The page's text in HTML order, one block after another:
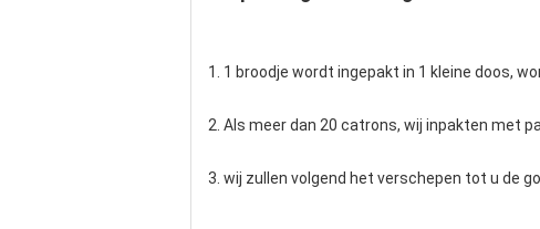
1. 1 broodje wordt ingepakt in 1 kleine doos,
2. Als meer dan 20 catrons, wij inpakten met
3. wij zullen volgend het verschepen tot u de